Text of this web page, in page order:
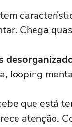
tem
Chega
looping
que está
atenção.